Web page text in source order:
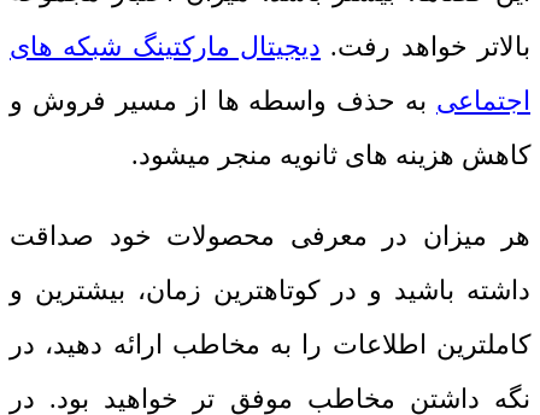
بالاتر خواهد رفت. دیجیتال مارکتینگ شبکه های
اجتماعی به حذف واسطه ها از مسیر فروش و
کاهش هزینه های ثانویه منجر میشود.
هر میزان در معرفی محصولات خود صداقت
داشته باشید و در کوتاهترین زمان، بیشترین و
کاملترین اطلاعات را به مخاطب ارائه دهید، در
نگه داشتن مخاطب موفق تر خواهید بود. در